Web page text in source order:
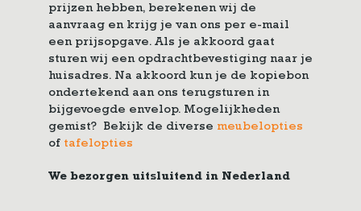
prijzen hebben, berekenen wij de
aanvraag en krijg je van ons per e-mail
een prijsopgave. Als je akkoord gaat
sturen wij een opdrachtbevestiging naar je
huisadres. Na akkoord kun je de kopiebon
ondertekend aan ons terugsturen in
bijgevoegde envelop. Mogelijkheden
gemist? Bekijk de diverse meubelopties
of tafelopties
We bezorgen uitsluitend in Nederland